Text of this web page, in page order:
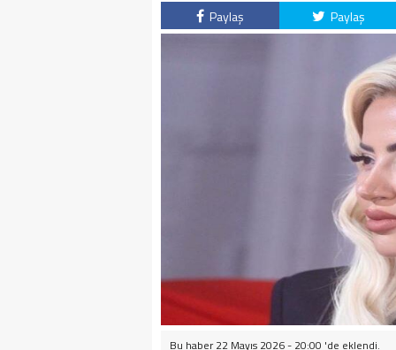
Paylaş Paylaş
Bu haber 22 Mayıs 2026 - 20:00 'de eklendi.